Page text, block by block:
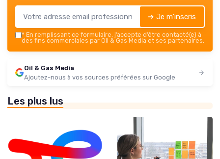
➔ Je m'inscris
* En remplissant ce formulaire, j’accepte d’être contacté(e) à
des fins commerciales par Oil & Gas Media et ses partenaires.
Oil & Gas Media
Ajoutez-nous à vos sources préférées sur Google
Les plus lus